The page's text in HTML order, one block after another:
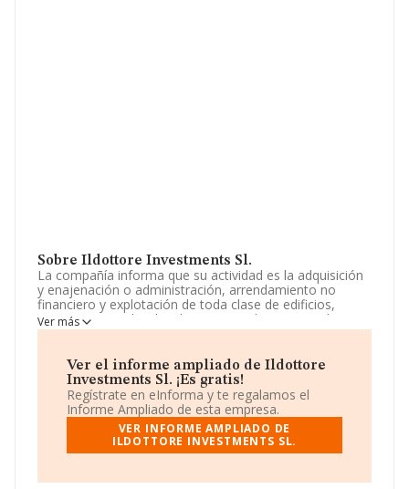
Sobre Ildottore Investments Sl.
La compañía informa que su actividad es la adquisición
y enajenación o administración, arrendamiento no
financiero y explotación de toda clase de edificios,
terrenos. viviendas, locales comerciales, naves y bienes
inmuebles en general, por cuenta propia o ajena. la
comerciales,. La sociedad está registrada como
Sociedad Limitada. Tiene CNAE: 6831 - 'Agentes de la
propiedad inmobiliaria'. La sociedad no tiene actividad
en mercados exteriores.
La sociedad españolaIldottore Investments S.L
B06841001, está situada en Calle Dulce Chacon núm. 31
Ver más
Ver el informe ampliado de Ildottore
Investments Sl. ¡Es gratis!
Regístrate en eInforma y te regalamos el
Informe Ampliado de esta empresa.
VER INFORME AMPLIADO DE
ILDOTTORE INVESTMENTS SL.